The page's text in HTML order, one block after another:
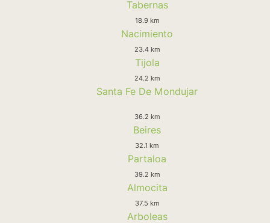
Tabernas
18.9 km
Nacimiento
23.4 km
Tijola
24.2 km
Santa Fe De Mondujar
36.2 km
Beires
32.1 km
Partaloa
39.2 km
Almocita
37.5 km
Arboleas